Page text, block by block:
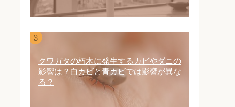
クワガタの朽木に発生するカビやダニの
影響は？白カビと青カビでは影響が異な
る？